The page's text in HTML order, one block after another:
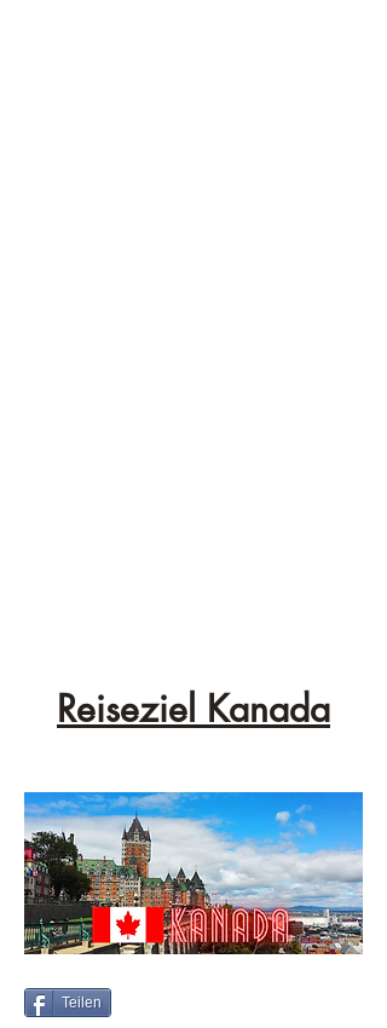
Reiseziel Kanada
Teilen